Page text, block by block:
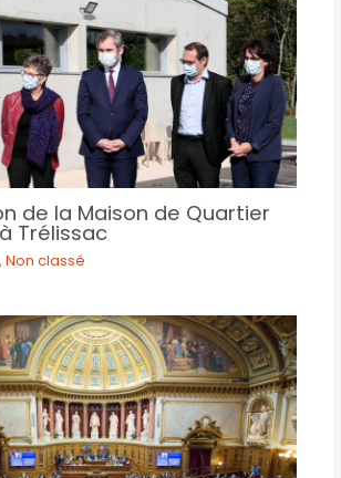
de la Maison de Quartier
Trélissac
,Non classé